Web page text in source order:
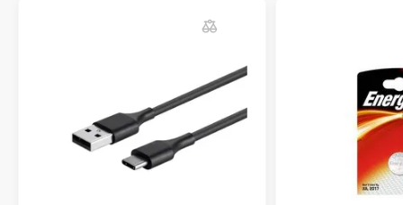
A műszaki specifikációk előzetes értesítés nélkül
A termék a következő kategóriákba sorolt
Tartozékok kiképző nyakörvek